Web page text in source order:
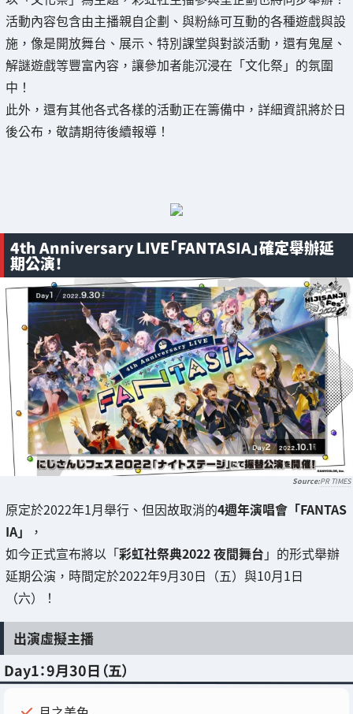
活動內容包含由主播親自企劃、與粉絲可互動的各種遊戲與設
施，像是開放舞台、展示、特別課堂與對談活動，還有鬼屋、
解謎遊戲等豐富內容，讓參加者能沉浸在「文化祭」的氛圍
中！
此外，還有其他各式各樣的活動正在籌備中，詳細資訊將於日
後公布，敬請期待後續報導！
4th Anniversary LIVE「FANTASIA」確定舉辦延
期公演！
PR TIMES
原定於2022年1月舉行、但因故取消的4週年演唱會「FANTAS
IA」
，
如今正式宣布將以「彩虹社祭典2022 夜間舞台 」的形式舉辦
延期公演，時間定於2022年9月30日（五）與10月1日
（六）！
出演虛擬主播
Day1：9月30日（五）